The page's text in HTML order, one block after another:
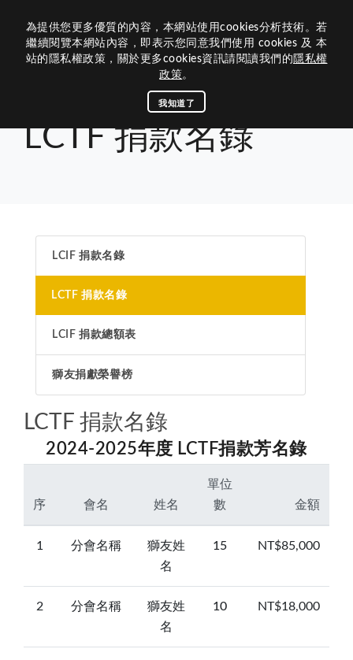
歷屆網站
關於我們
300B 3區的沿革
歷史和任務
八大宗旨與信條
獅子會的簡史
內閣團隊
300B 3區團隊
區策顧問
專區主席
委員會主席
分會會長
活動媒體
最新消息
B 3區活動相簿
公文查詢
專刊手冊
獅訊專刊
總會連結
300B複合區
台灣獅子會基金會
L.C.T.F.台灣基金
LCTF捐款名錄
捐獻榮譽
獅友捐獻榮譽榜
300B 3區
聯絡300B 3區
各分會
回首頁
為提供您更多優質的內容，本網站使用cookies分析技術。若
繼續閱覽本網站內容，即表示您同意我們使用 cookies 及 本
站的隱私權政策，關於更多cookies資訊請閱讀我們的 隱私權
政策。
我知道了
LCTF 捐款名錄
LCTF 捐款名錄
LCIF 捐款名錄
LCTF 捐款名錄
LCIF 捐款總額表
獅友捐獻榮譽榜
LCTF 捐款名錄
2024-2025年度 LCTF捐款芳名錄
序 會名 姓名
單位
數
金額
1 分會名稱
獅友姓
名
15 NT$85,000
2 分會名稱
獅友姓
名
10 NT$18,000